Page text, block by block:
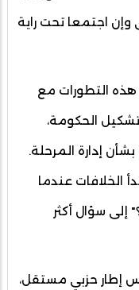
اجتمعا تحت راية
التطورات مع
الحكومة،
إدارة المرحلة.
الخلافات عندما
سؤال أكثر
إطار حزبي مستقل،